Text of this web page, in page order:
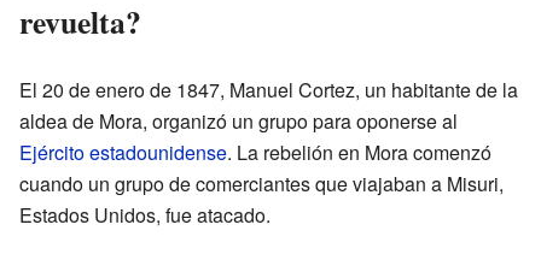
revuelta?
El 20 de enero de 1847, Manuel Cortez, un habitante de la
aldea de Mora, organizó un grupo para oponerse al
Ejército estadounidense. La rebelión en Mora comenzó
cuando un grupo de comerciantes que viajaban a Misuri,
Estados Unidos, fue atacado.